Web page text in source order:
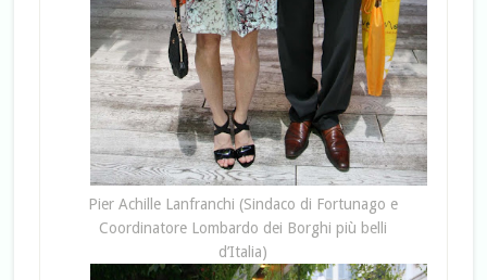
Pier Achille Lanfranchi (Sindaco di Fortunago e
Coordinatore Lombardo dei Borghi più belli
d’Italia)